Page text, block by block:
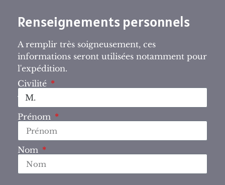
Renseignements personnels
A remplir très soigneusement, ces
informations seront utilisées notamment pour
l'expédition.
Civilité
Prénom
Nom